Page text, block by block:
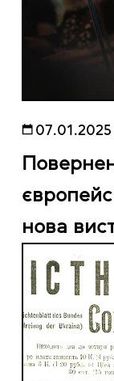
07.01.2025
нова